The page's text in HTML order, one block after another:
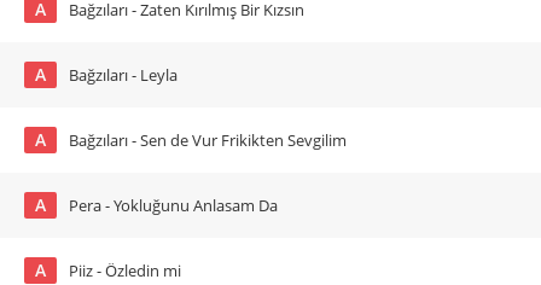
A Bağzıları - Zaten Kırılmış Bir Kızsın
A Bağzıları - Leyla
A Bağzıları - Sen de Vur Frikikten Sevgilim
A Pera - Yokluğunu Anlasam Da
A Piiz - Özledin mi